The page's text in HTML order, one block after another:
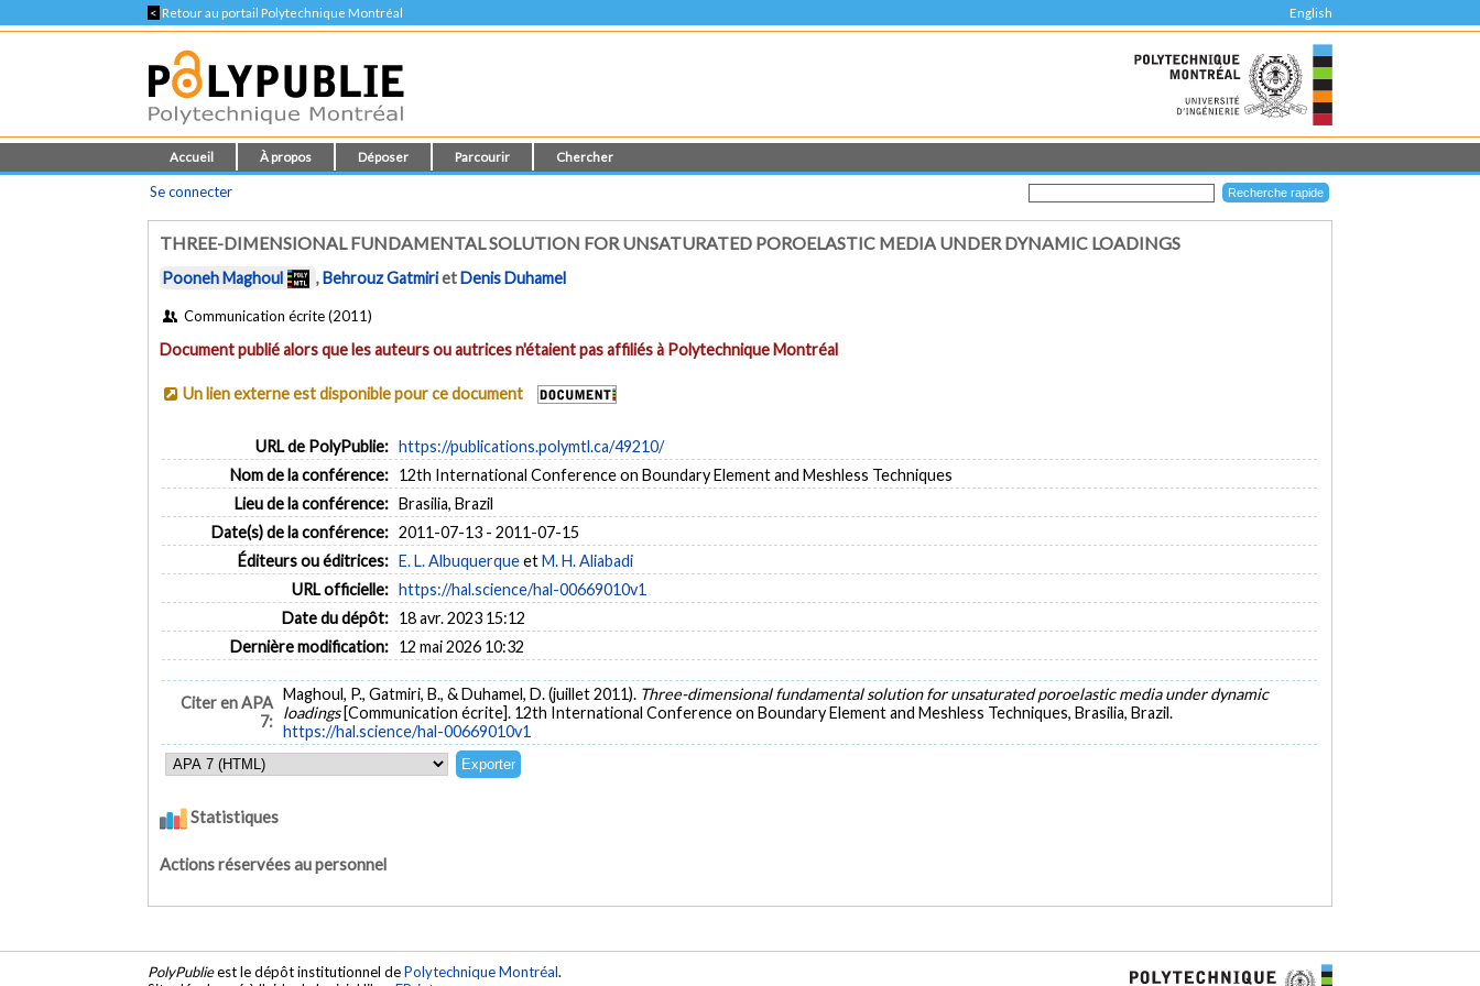
< Retour au portail Polytechnique Montréal English
Accueil À propos Déposer Parcourir Chercher
Se connecter
THREE-DIMENSIONAL FUNDAMENTAL SOLUTION FOR UNSATURATED POROELASTIC MEDIA UNDER DYNAMIC LOADINGS
Pooneh Maghoul ,Behrouz GatmirietDenis Duhamel
Communication écrite (2011)
Document publié alors que les auteurs ou autrices n'étaient pas affiliés à Polytechnique Montréal
Un lien externe est disponible pour ce document
URL de PolyPublie: https://publications.polymtl.ca/49210/
Nom de la conférence: 12th International Conference on Boundary Element and Meshless Techniques
Lieu de la conférence: Brasilia, Brazil
Date(s) de la conférence: 2011-07-13 - 2011-07-15
Éditeurs ou éditrices: E. L. AlbuquerqueetM. H. Aliabadi
URL officielle: https://hal.science/hal-00669010v1
Date du dépôt: 18 avr. 2023 15:12
Dernière modification: 12 mai 2026 10:32
Citer en APA
7:
Maghoul, P., Gatmiri, B., & Duhamel, D. (juillet 2011). Three-dimensional fundamental solution for unsaturated poroelastic media under dynamic
loadings [Communication écrite]. 12th International Conference on Boundary Element and Meshless Techniques, Brasilia, Brazil.
https://hal.science/hal-00669010v1
Statistiques
Actions réservées au personnel
PolyPublieest le dépôt institutionnel dePolytechnique Montréal.